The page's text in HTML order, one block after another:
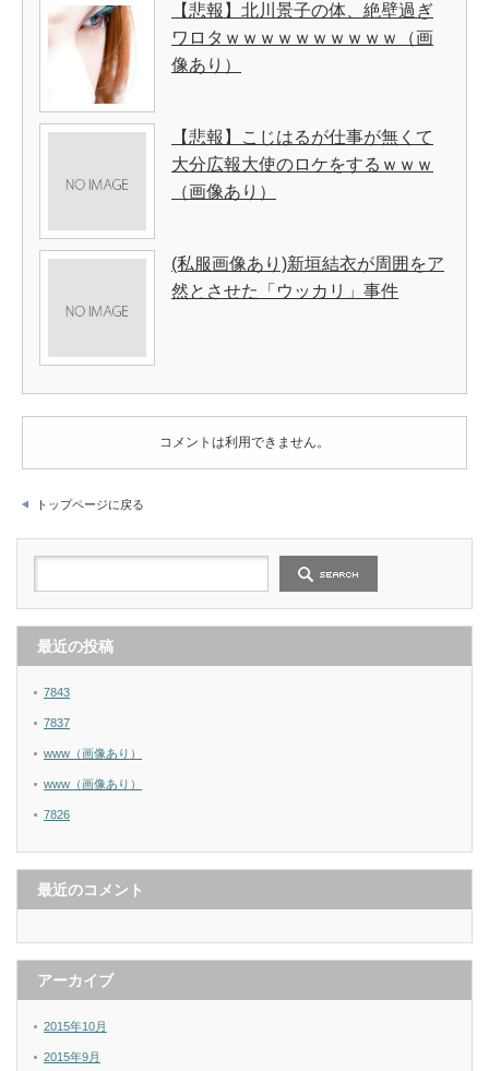
【悲報】北川景子の体、絶壁過ぎ
ワロタｗｗｗｗｗｗｗｗｗｗ（画
像あり）
【悲報】こじはるが仕事が無くて
大分広報大使のロケをするｗｗｗ
（画像あり）
(私服画像あり)新垣結衣が周囲をア
然とさせた「ウッカリ」事件
コメントは利用できません。
トップページに戻る
最近の投稿
7843
7837
www（画像あり）
www（画像あり）
7826
最近のコメント
アーカイブ
2015年10月
2015年9月